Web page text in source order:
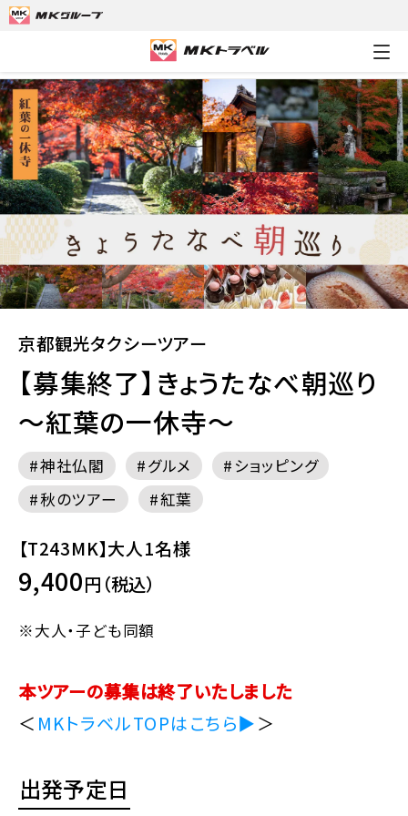
京都観光タクシーツアー 【募集終了】きょう
京都観光タクシーツアー
【募集終了】きょうたなべ朝巡り
～紅葉の一休寺～
神社仏閣 グルメ
ショッピング
秋のツアー
紅葉
【T243MK】大人1名様
9,400円（税込）
※大人・子ども同額
本ツアーの募集は終了いたしました
＜ MKトラベルTOPはこちら▶＞
出発予定日